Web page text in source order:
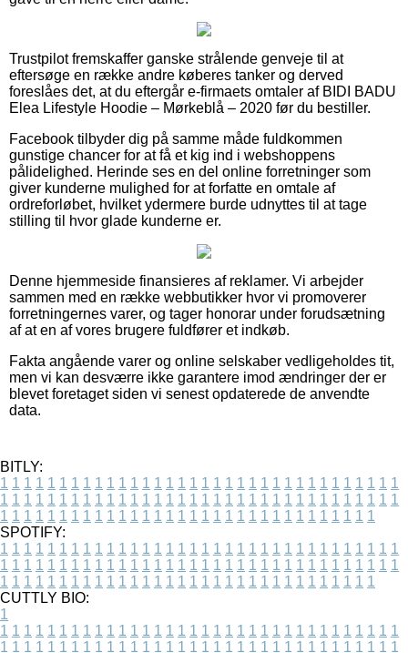
Trustpilot fremskaffer ganske strålende genveje til at
eftersøge en række andre køberes tanker og derved
foreslåes det, at du eftergår e-firmaets omtaler af BIDI BADU
Elea Lifestyle Hoodie – Mørkeblå – 2020 før du bestiller.
Facebook tilbyder dig på samme måde fuldkommen
gunstige chancer for at få et kig ind i webshoppens
pålidelighed. Herinde ses en del online forretninger som
giver kunderne mulighed for at forfatte en omtale af
ordreforløbet, hvilket ydermere burde udnyttes til at tage
stilling til hvor glade kunderne er.
Denne hjemmeside finansieres af reklamer. Vi arbejder
sammen med en række webbutikker hvor vi promoverer
forretningernes varer, og tager honorar under forudsætning
af at en af vores brugere fuldfører et indkøb.
Fakta angående varer og online selskaber vedligeholdes tit,
men vi kan desværre ikke garantere imod ændringer der er
blevet foretaget siden vi senest opdaterede de anvendte
data.
BITLY:
1 1 1 1 1 1 1 1 1 1 1 1 1 1 1 1 1 1 1 1 1 1 1 1 1 1 1 1 1 1 1 1 1 1
1 1 1 1 1 1 1 1 1 1 1 1 1 1 1 1 1 1 1 1 1 1 1 1 1 1 1 1 1 1 1 1 1 1
1 1 1 1 1 1 1 1 1 1 1 1 1 1 1 1 1 1 1 1 1 1 1 1 1 1 1 1 1 1 1 1
SPOTIFY:
1 1 1 1 1 1 1 1 1 1 1 1 1 1 1 1 1 1 1 1 1 1 1 1 1 1 1 1 1 1 1 1 1 1
1 1 1 1 1 1 1 1 1 1 1 1 1 1 1 1 1 1 1 1 1 1 1 1 1 1 1 1 1 1 1 1 1 1
1 1 1 1 1 1 1 1 1 1 1 1 1 1 1 1 1 1 1 1 1 1 1 1 1 1 1 1 1 1 1 1
CUTTLY BIO:
1
1 1 1 1 1 1 1 1 1 1 1 1 1 1 1 1 1 1 1 1 1 1 1 1 1 1 1 1 1 1 1 1 1 1
1 1 1 1 1 1 1 1 1 1 1 1 1 1 1 1 1 1 1 1 1 1 1 1 1 1 1 1 1 1 1 1 1 1